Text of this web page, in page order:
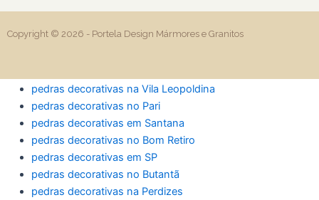
Copyright © 2026 - Portela Design Mármores e Granitos
pedras decorativas na Vila Leopoldina
pedras decorativas no Pari
pedras decorativas em Santana
pedras decorativas no Bom Retiro
pedras decorativas em SP
pedras decorativas no Butantã
pedras decorativas na Perdizes